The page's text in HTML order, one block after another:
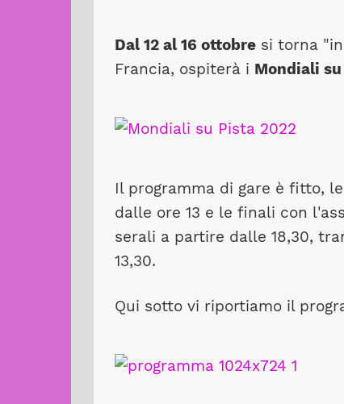
Dal 12 al 16 ottobre si torna
Francia, ospiterà i Mondiali
Il programma di gare è fitto,
dalle ore 13 e le finali con
serali a partire dalle 18,30,
13,30.
Qui sotto vi riportiamo il